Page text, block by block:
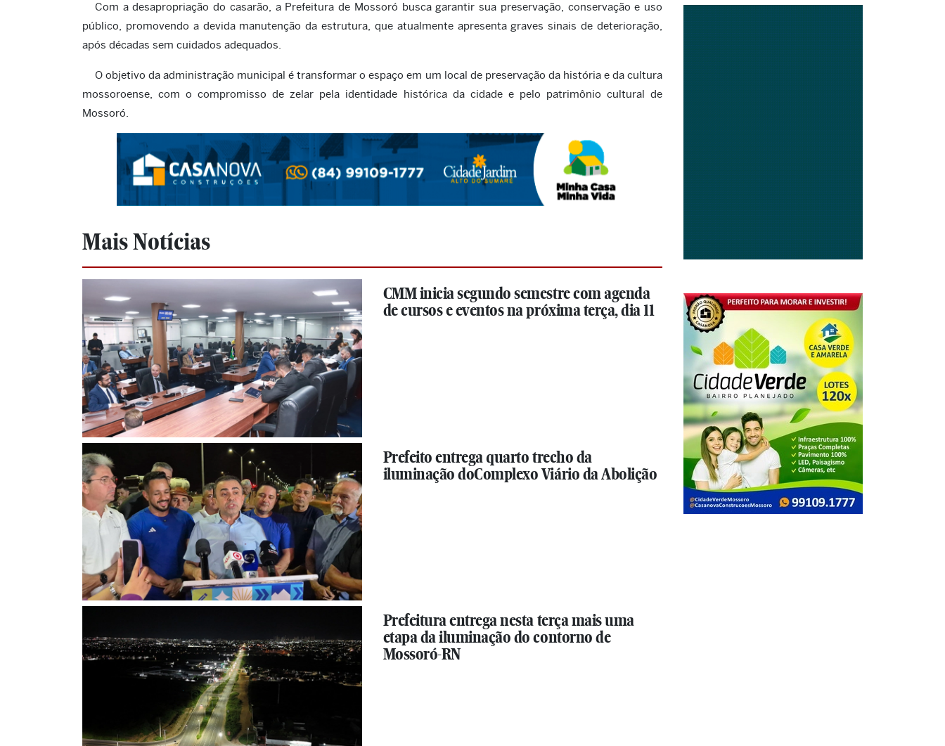
Com a desapropriação do casarão, a Prefeitura de Mossoró busca garantir sua preservação, conservação e uso
público, promovendo a devida manutenção da estrutura, que atualmente apresenta graves sinais de deterioração,
após décadas sem cuidados adequados.
O objetivo da administração municipal é transformar o espaço em um local de preservação da história e da cultura
mossoroense, com o compromisso de zelar pela identidade histórica da cidade e pelo patrimônio cultural de
Mossoró.
Mais Notícias
CMM inicia segundo semestre com agenda
de cursos e eventos na próxima terça, dia 11
Prefeito entrega quarto trecho da
iluminação doComplexo Viário da Abolição
Prefeitura entrega nesta terça mais uma
etapa da iluminação do contorno de
Mossoró-RN